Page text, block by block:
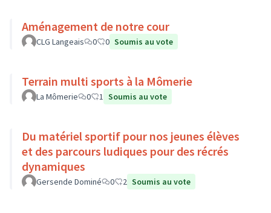
Aménagement de notre cour
CLG Langeais 0 0 Soumis au vote
Terrain multi sports à la Mômerie
La Mômerie 0 1 Soumis au vote
Du matériel sportif pour nos jeunes élèves
et des parcours ludiques pour des récrés
dynamiques
Gersende Dominé 0 2 Soumis au vote